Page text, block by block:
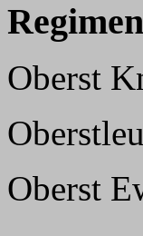
Oberst
Oberst